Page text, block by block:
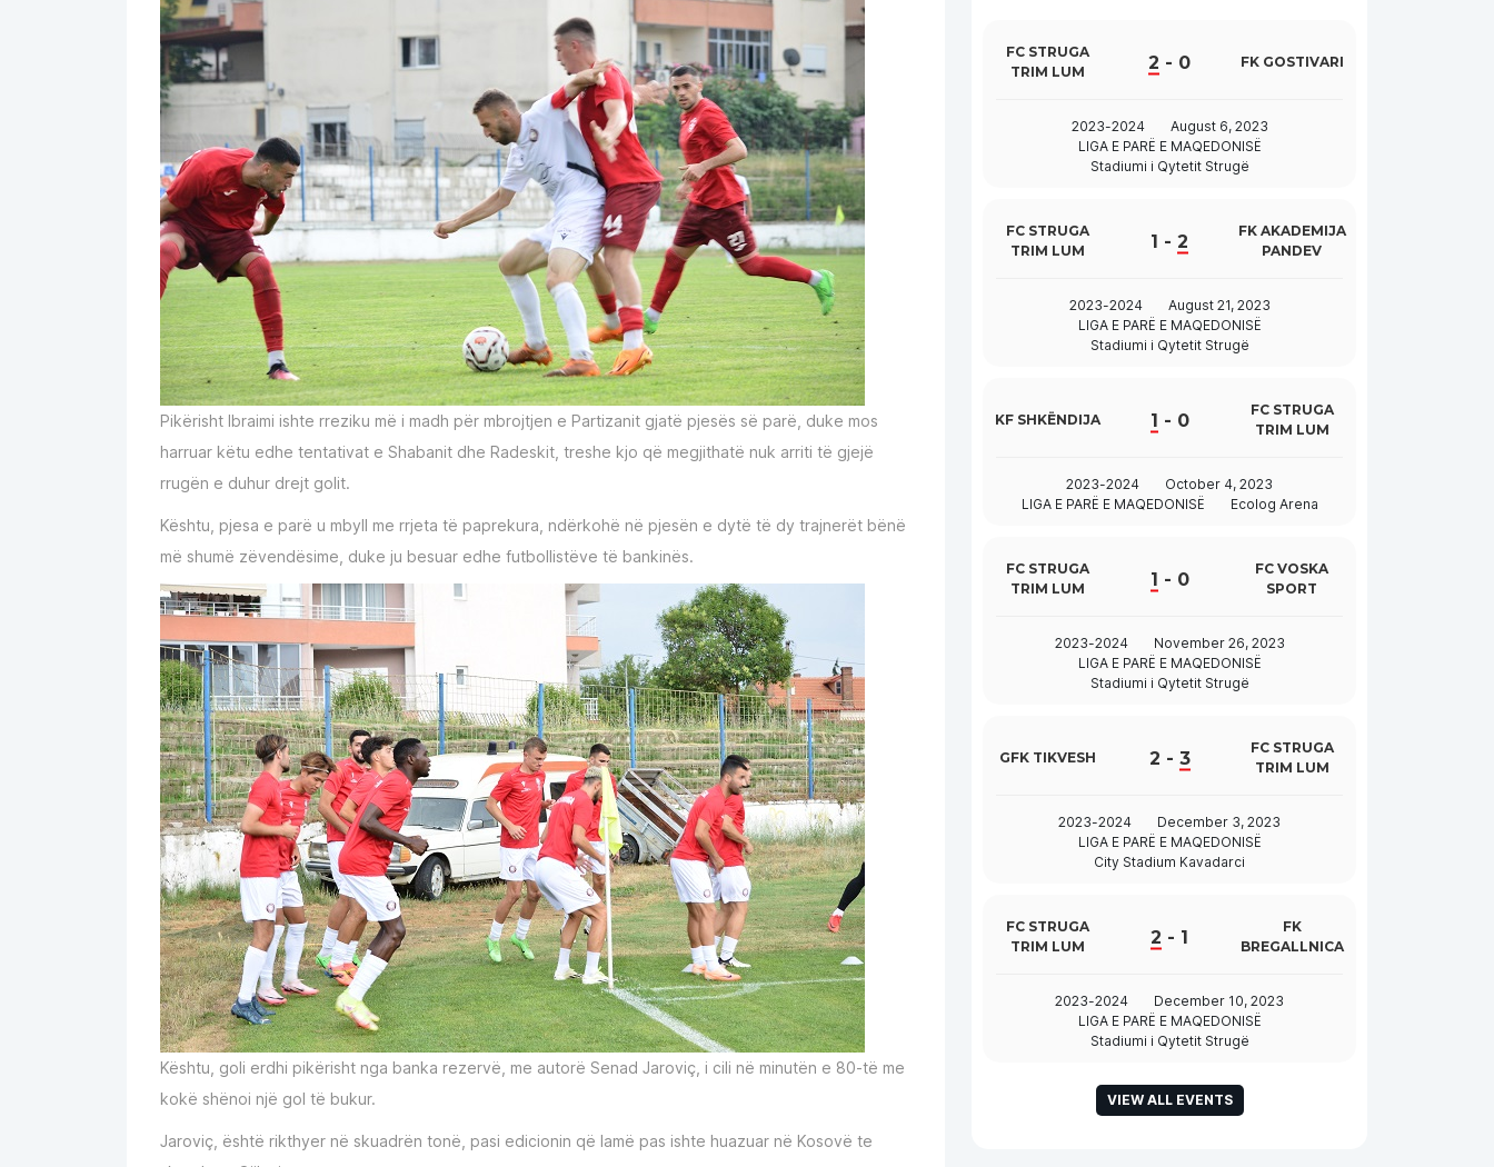
Pikërisht Ibraimi ishte rreziku më i madh për mbrojtjen e Partizanit gjatë pjesës së parë, duke mos
harruar këtu edhe tentativat e Shabanit dhe Radeskit, treshe kjo që megjithatë nuk arriti të gjejë
rrugën e duhur drejt golit.
Kështu, pjesa e parë u mbyll me rrjeta të paprekura, ndërkohë në pjesën e dytë të dy trajnerët bënë
më shumë zëvendësime, duke ju besuar edhe futbollistëve të bankinës.
Kështu, goli erdhi pikërisht nga banka rezervë, me autorë Senad Jaroviç, i cili në minutën e 80-të me
kokë shënoi një gol të bukur.
Jaroviç, është rikthyer në skuadrën tonë, pasi edicionin që lamë pas ishte huazuar në Kosovë te
FC STRUGA
TRIM LUM
2 - 0 FK GOSTIVARI
2023-2024
August 6, 2023
LIGA E PARË E MAQEDONISË
Stadiumi i Qytetit Strugë
FC STRUGA
TRIM LUM
1 - 2
FK AKADEMIJA
PANDEV
2023-2024
August 21, 2023
LIGA E PARË E MAQEDONISË
Stadiumi i Qytetit Strugë
KF SHKËNDIJA 1 - 0
FC STRUGA
TRIM LUM
2023-2024
October 4, 2023
LIGA E PARË E MAQEDONISË
Ecolog Arena
FC STRUGA
TRIM LUM
1 - 0
FC VOSKA
SPORT
2023-2024
November 26, 2023
LIGA E PARË E MAQEDONISË
Stadiumi i Qytetit Strugë
GFK TIKVESH 2 - 3
FC STRUGA
TRIM LUM
2023-2024
December 3, 2023
LIGA E PARË E MAQEDONISË
City Stadium Kavadarci
FC STRUGA
TRIM LUM
2 - 1
FK
BREGALLNICA
2023-2024
December 10, 2023
LIGA E PARË E MAQEDONISË
Stadiumi i Qytetit Strugë
VIEW ALL EVENTS